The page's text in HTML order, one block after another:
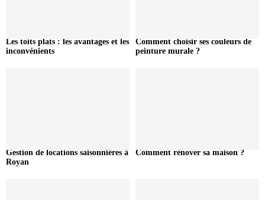
Les toits plats : les avantages et les
inconvénients
Comment choisir ses couleurs de
peinture murale ?
Gestion de locations saisonnières à
Royan
Comment rénover sa maison ?